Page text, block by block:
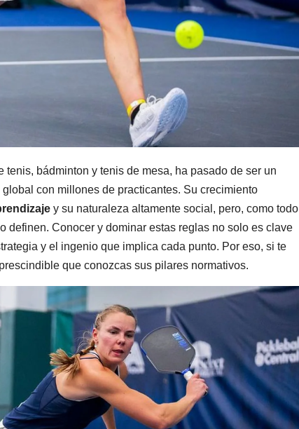
bádminton y tenis de mesa, ha pasado de ser un
con millones de practicantes. Su crecimiento
y su naturaleza altamente social, pero, como todo
definen. Conocer y dominar estas reglas no solo es clave
y el ingenio que implica cada punto. Por eso, si te
que conozcas sus pilares normativos.